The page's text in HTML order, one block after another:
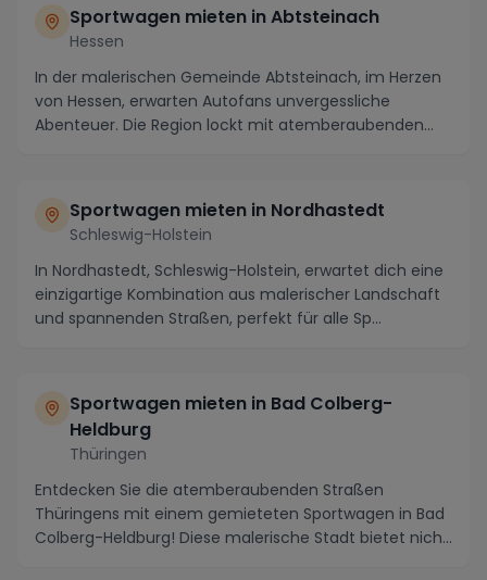
Sportwagen mieten in Abtsteinach
Hessen
In der malerischen Gemeinde Abtsteinach, im Herzen
von Hessen, erwarten Autofans unvergessliche
Abenteuer. Die Region lockt mit atemberaubenden
Sportwagen mieten in Nordhastedt
Schleswig-Holstein
In Nordhastedt, Schleswig-Holstein, erwartet dich eine
einzigartige Kombination aus malerischer Landschaft
und spannenden Straßen, perfekt für alle Sp...
Sportwagen mieten in Bad Colberg-
Heldburg
Thüringen
Entdecken Sie die atemberaubenden Straßen
Thüringens mit einem gemieteten Sportwagen in Bad
Colberg-Heldburg! Diese malerische Stadt bietet nicht